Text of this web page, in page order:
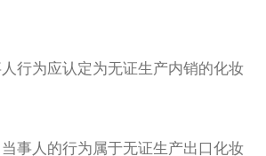
行为应认定为无证生产内销的化妆
事人的行为属于无证生产出口化妆